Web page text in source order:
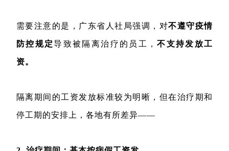
需要注意的是，广东省人社局强调，对不遵守疫情
防控规定导致被隔离治疗的员工，不支持发放工
资。
隔离期间的工资发放标准较为明晰，但在治疗期和
停工期的安排上，各地有所差异——